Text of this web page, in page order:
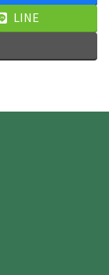
LINE